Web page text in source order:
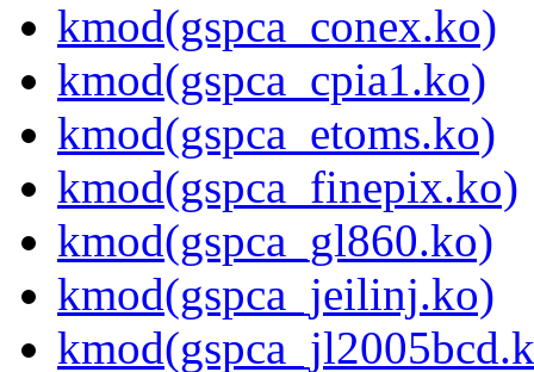
kmod(gspca_conex.ko)
kmod(gspca_cpia1.ko)
kmod(gspca_etoms.ko)
kmod(gspca_finepix.ko)
kmod(gspca_gl860.ko)
kmod(gspca_jeilinj.ko)